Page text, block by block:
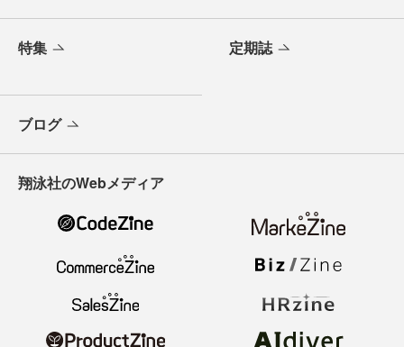
特集 定期誌
ブログ
翔泳社のWebメディア